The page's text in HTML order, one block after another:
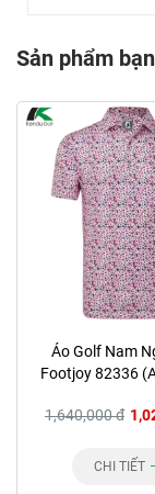
Sản phẩm
Áo Golf Nam
Footjoy 82336
1,640,000 đ
CHI TIẾT